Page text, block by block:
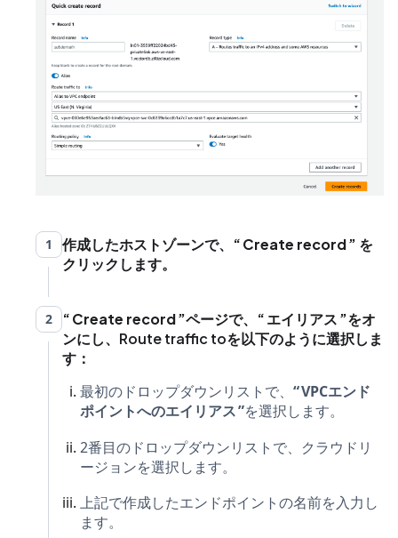
1 作成したホストゾーンで、 Create record
を
クリックします。
2 Create record ページで、 エイリアス
をオ
ンにし、Route traffic toを以下のように選択しま
す：
最初のドロップダウンリストで、
VPCエンド
ポイントへのエイリアス を選択します。
2番目のドロップダウンリストで、クラウドリ
ージョンを選択します。
上記で作成したエンドポイントの名前を入力し
ます。